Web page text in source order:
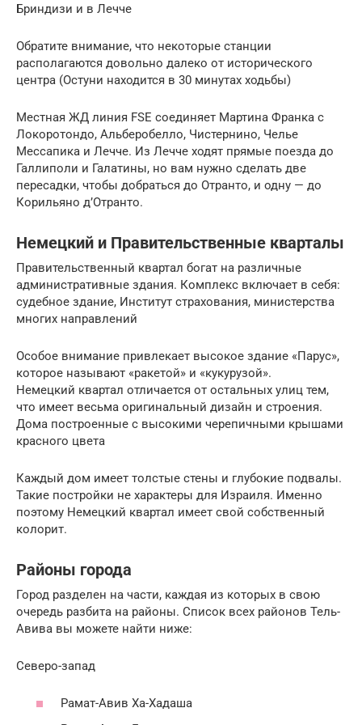
Бриндизи и в Лечче
Обратите внимание, что некоторые станции
располагаются довольно далеко от исторического
центра (Остуни находится в 30 минутах ходьбы)
Местная ЖД линия FSE соединяет Мартина Франка с
Локоротондо, Альберобелло, Чистернино, Челье
Мессапика и Лечче. Из Лечче ходят прямые поезда до
Галлиполи и Галатины, но вам нужно сделать две
пересадки, чтобы добраться до Отранто, и одну — до
Корильяно д’Отранто.
Немецкий и Правительственные кварталы
Правительственный квартал богат на различные
административные здания. Комплекс включает в себя:
судебное здание, Институт страхования, министерства
многих направлений
Особое внимание привлекает высокое здание «Парус»,
которое называют «ракетой» и «кукурузой».
Немецкий квартал отличается от остальных улиц тем,
что имеет весьма оригинальный дизайн и строения.
Дома построенные с высокими черепичными крышами
красного цвета
Каждый дом имеет толстые стены и глубокие подвалы.
Такие постройки не характеры для Израиля. Именно
поэтому Немецкий квартал имеет свой собственный
колорит.
Районы города
Город разделен на части, каждая из которых в свою
очередь разбита на районы. Список всех районов Тель-
Авива вы можете найти ниже:
Северо-запад
Рамат-Авив Ха-Хадаша